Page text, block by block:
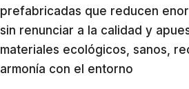
prefabricadas que reducen
sin renunciar a la calidad y
materiales ecológicos, sanos,
armonía con el entorno